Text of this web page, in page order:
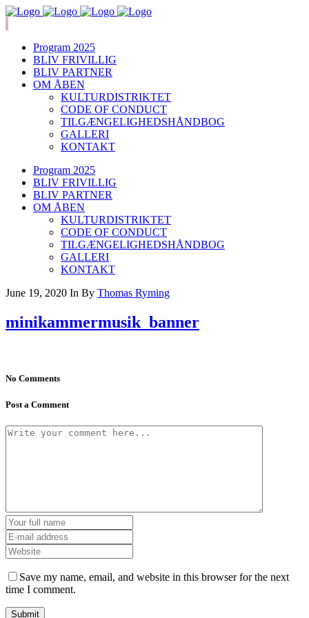
Program 2025
BLIV FRIVILLIG
BLIV PARTNER
OM ÅBEN
KULTURDISTRIKTET
CODE OF CONDUCT
TILGÆNGELIGHEDSHÅNDBOG
GALLERI
KONTAKT
Program 2025
BLIV FRIVILLIG
BLIV PARTNER
OM ÅBEN
KULTURDISTRIKTET
CODE OF CONDUCT
TILGÆNGELIGHEDSHÅNDBOG
GALLERI
KONTAKT
June 19, 2020 In By Thomas Ryming
minikammermusik_banner
No Comments
Post a Comment
Save my name, email, and website in this browser for the next
time I comment.